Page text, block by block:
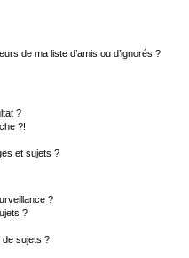
de ma liste d’amis ou d’ignorés ?
?
?!
et sujets ?
?
?
de sujets ?